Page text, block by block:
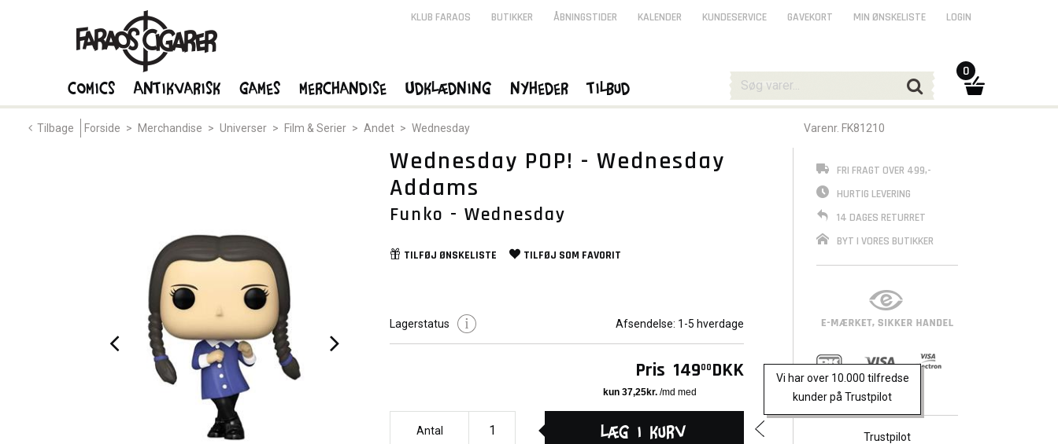
Tilbage Forside > Merchandise > Universer > Film & Serier > Andet > Wednesday Varenr. FK81210
Wednesday POP! - Wednesday
Addams
Funko - Wednesday
TILFØJ ØNSKELISTE TILFØJ SOM FAVORIT
Lagerstatus Afsendelse: 1-5 hverdage
Pris 14900 DKK
Antal Læg i kurv
Vi har over 10.000 tilfredse
kunder på Trustpilot
FRI FRAGT OVER 499,-
HURTIG LEVERING
14 DAGES RETURRET
BYT I VORES BUTIKKER
Trustpilot
KLUB FARAOS BUTIKKER ÅBNINGSTIDER KALENDER KUNDESERVICE GAVEKORT MIN ØNSKELISTE LOGIN
Comics Antikvarisk Games Merchandise Udklædning Nyheder Tilbud
0